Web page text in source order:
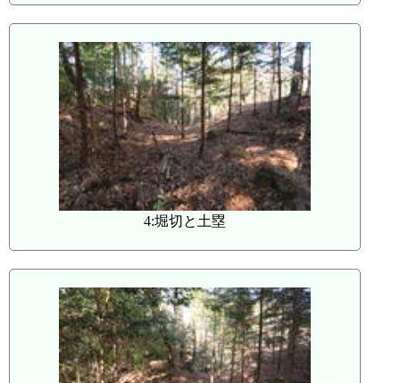
4:堀切と土塁